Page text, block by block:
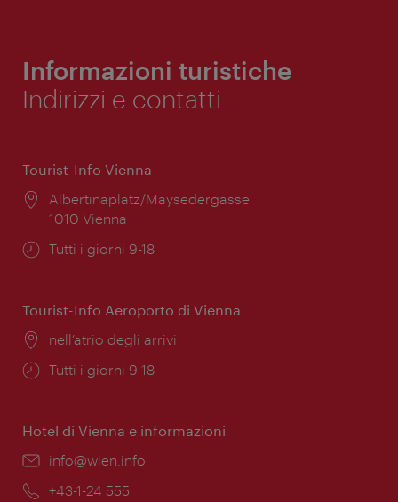
Informazioni turistiche
Indirizzi e contatti
Tourist-Info Vienna
Posizione:
Albertinaplatz/Maysedergasse
1010 Vienna
Orari
Tutti i giorni 9-18
Tourist-Info Aeroporto di Vienna
Posizione:
nell’atrio degli arrivi
Orari
Tutti i giorni 9-18
Hotel di Vienna e informazioni
Email:
info@wien.info
Telefono:
+43-1-24 555